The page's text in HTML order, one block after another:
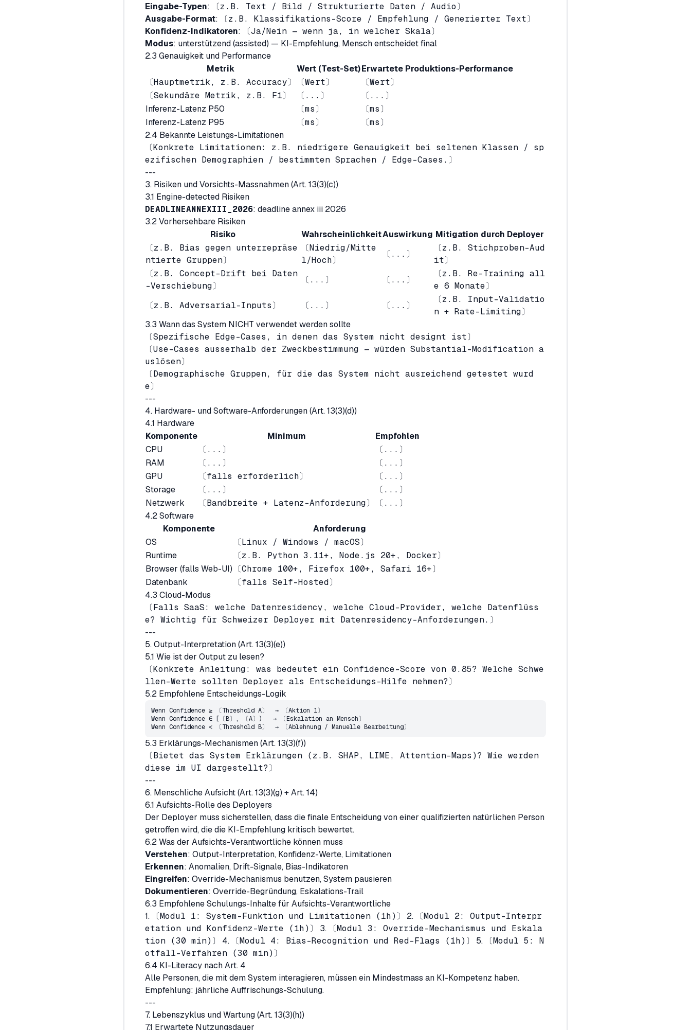
Eingabe-Typen:
〔z.B. Text / Bild / Strukturierte Daten / Audio〕
Ausgabe-Format:
〔z.B. Klassifikations-Score / Empfehlung / Generierter Text〕
Konfidenz-Indikatoren:
〔Ja/Nein — wenn ja, in welcher Skala〕
Modus: unterstützend (assisted) — KI-Empfehlung, Mensch entscheidet final
2.3 Genauigkeit und Performance
Metrik
Wert (Test-Set)Erwartete Produktions-Performance
〔Hauptmetrik, z.B. Accuracy〕
〔Wert〕
〔Wert〕
〔Sekundäre Metrik, z.B. F1〕
〔...〕
〔...〕
Inferenz-Latenz P50
〔ms〕
〔ms〕
Inferenz-Latenz P95
〔ms〕
〔ms〕
2.4 Bekannte Leistungs-Limitationen
〔Konkrete Limitationen: z.B. niedrigere Genauigkeit bei seltenen Klassen / sp
ezifischen Demographien / bestimmten Sprachen / Edge-Cases.〕
---
3. Risiken und Vorsichts-Massnahmen (Art. 13(3)(c))
3.1 Engine-detected Risiken
DEADLINEANNEXIII_2026: deadline annex iii 2026
3.2 Vorhersehbare Risiken
Risiko
WahrscheinlichkeitAuswirkung Mitigation durch Deployer
〔z.B. Bias gegen unterrepräse
ntierte Gruppen〕
〔Niedrig/Mitte
l/Hoch〕
〔...〕
〔z.B. Stichproben-Aud
it〕
〔z.B. Concept-Drift bei Daten
-Verschiebung〕
〔...〕 〔...〕
〔z.B. Re-Training all
e 6 Monate〕
〔z.B. Adversarial-Inputs〕
〔...〕 〔...〕
〔z.B. Input-Validatio
n + Rate-Limiting〕
3.3 Wann das System NICHT verwendet werden sollte
〔Spezifische Edge-Cases, in denen das System nicht designt ist〕
〔Use-Cases ausserhalb der Zweckbestimmung — würden Substantial-Modification a
uslösen〕
〔Demographische Gruppen, für die das System nicht ausreichend getestet wurd
e〕
---
4. Hardware- und Software-Anforderungen (Art. 13(3)(d))
4.1 Hardware
Komponente
Minimum
Empfohlen
CPU
〔...〕
〔...〕
RAM
〔...〕
〔...〕
GPU
〔falls erforderlich〕
〔...〕
Storage
〔...〕
〔...〕
Netzwerk
〔Bandbreite + Latenz-Anforderung〕
〔...〕
4.2 Software
Komponente
Anforderung
OS
〔Linux / Windows / macOS〕
Runtime
〔z.B. Python 3.11+, Node.js 20+, Docker〕
Browser (falls Web-UI)
〔Chrome 100+, Firefox 100+, Safari 16+〕
Datenbank
〔falls Self-Hosted〕
4.3 Cloud-Modus
〔Falls SaaS: welche Datenresidency, welche Cloud-Provider, welche Datenflüss
e? Wichtig für Schweizer Deployer mit Datenresidency-Anforderungen.〕
---
5. Output-Interpretation (Art. 13(3)(e))
5.1 Wie ist der Output zu lesen?
〔Konkrete Anleitung: was bedeutet ein Confidence-Score von 0.85? Welche Schwe
llen-Werte sollten Deployer als Entscheidungs-Hilfe nehmen?〕
5.2 Empfohlene Entscheidungs-Logik
Wenn Confidence ≥ 〔Threshold A〕
  →
〔Aktion 1〕
Wenn Confidence ∈ [ 〔B〕 , 〔A〕 )   →
〔Eskalation an Mensch〕
Wenn Confidence <
〔Threshold B〕
  →
〔Ablehnung / Manuelle Bearbeitung〕
5.3 Erklärungs-Mechanismen (Art. 13(3)(f))
〔Bietet das System Erklärungen (z.B. SHAP, LIME, Attention-Maps)? Wie werden
diese im UI dargestellt?〕
---
6. Menschliche Aufsicht (Art. 13(3)(g) + Art. 14)
6.1 Aufsichts-Rolle des Deployers
Der Deployer muss sicherstellen, dass die finale Entscheidung von einer qualifizierten natürlichen Person
getroffen wird, die die KI-Empfehlung kritisch bewertet.
6.2 Was der Aufsichts-Verantwortliche können muss
Verstehen: Output-Interpretation, Konfidenz-Werte, Limitationen
Erkennen: Anomalien, Drift-Signale, Bias-Indikatoren
Eingreifen: Override-Mechanismus benutzen, System pausieren
Dokumentieren: Override-Begründung, Eskalations-Trail
6.3 Empfohlene Schulungs-Inhalte für Aufsichts-Verantwortliche
1.
〔Modul 1: System-Funktion und Limitationen (1h)〕 2.
〔Modul 2: Output-Interpr
etation und Konfidenz-Werte (1h)〕
3.
〔Modul 3: Override-Mechanismus und Eskala
tion (30 min)〕
4. 〔Modul 4: Bias-Recognition und Red-Flags (1h)〕 5.
〔Modul 5: N
otfall-Verfahren (30 min)〕
6.4 KI-Literacy nach Art. 4
Alle Personen, die mit dem System interagieren, müssen ein Mindestmass an KI-Kompetenz haben.
Empfehlung: jährliche Auffrischungs-Schulung.
---
7. Lebenszyklus und Wartung (Art. 13(3)(h))
7.1 Erwartete Nutzungsdauer